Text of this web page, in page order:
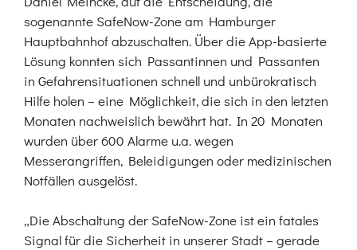
sogenannte SafeNow-Zone am Hamburger
Hauptbahnhof abzuschalten. Über die App-basierte
Lösung konnten sich Passantinnen und Passanten
in Gefahrensituationen schnell und unbürokratisch
Hilfe holen – eine Möglichkeit, die sich in den letzten
Monaten nachweislich bewährt hat. In 20 Monaten
wurden über 600 Alarme u.a. wegen
Messerangriffen, Beleidigungen oder medizinischen
Notfällen ausgelöst.
„Die Abschaltung der SafeNow-Zone ist ein fatales
Signal für die Sicherheit in unserer Stadt – gerade